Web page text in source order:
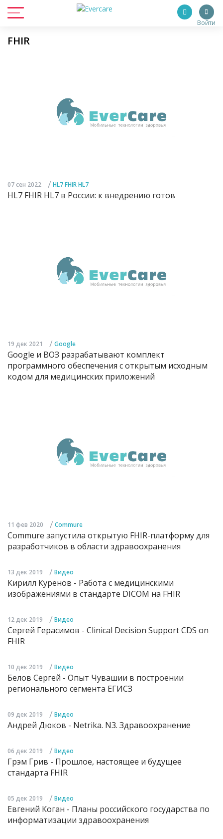
Войти
FHIR
07 сен 2022 / HL7 FHIR HL7
HL7 FHIR HL7 в России: к внедрению готов
19 дек 2021 / Google
Google и ВОЗ разрабатывают комплект
программного обеспечения с открытым исходным
кодом для медицинских приложений
11 фев 2020 / Commure
Commure запустила открытую FHIR-платформу для
разработчиков в области здравоохранения
13 дек 2019 / Видео
Кирилл Куренов - Работа с медицинскими
изображениями в стандарте DICOM на FHIR
12 дек 2019 / Видео
Сергей Герасимов - Clinical Decision Support CDS on
FHIR
10 дек 2019 / Видео
Белов Сергей - Опыт Чувашии в построении
регионального сегмента ЕГИСЗ
09 дек 2019 / Видео
Андрей Дюков - Netrika. N3. Здравоохранение
06 дек 2019 / Видео
Грэм Грив - Прошлое, настоящее и будущее
стандарта FHIR
05 дек 2019 / Видео
Евгений Коган - Планы российского государства по
информатизации здравоохранения